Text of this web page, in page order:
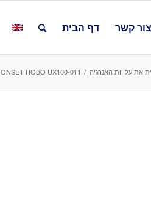
צור קשר דף הבית
את עלויות האנרגיה / ONSET HOBO UX100-011 אוגר נתונים לטמפרטורה ולחות דיוק גבוה